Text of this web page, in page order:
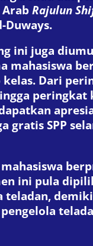
Arab Rajulun
Duways.
ini juga
mahasiswa
Dari
peringkat
gratis SPP
ini pula
teladan,